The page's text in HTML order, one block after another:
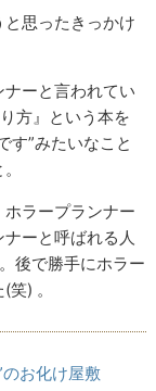
思ったきっかけ
ーと言われてい
方』という本を
す”みたいなこと
ホラープランナー
ーと呼ばれる人
後で勝手にホラー
) 。
お化け屋敷